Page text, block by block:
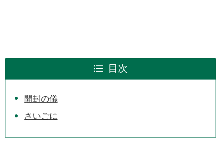
目次
開封の儀
さいごに